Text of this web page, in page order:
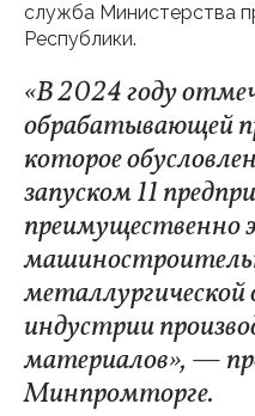
служба Министерства
Республики.
«В 2024 году
обрабатывающей
которое
запуском 11
преимущественно
индустрии
материалов», —
Минпромторге.